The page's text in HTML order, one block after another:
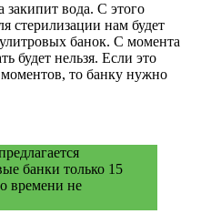
закипит вода. С этого
стерилизации нам будет
банок. С момента
будет нельзя. Если это
то банку нужно
банки только 15
времени не